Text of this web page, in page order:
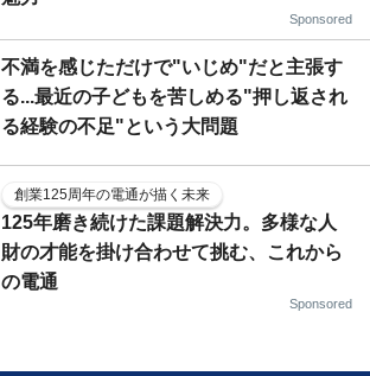
Sponsored
不満を感じただけで"いじめ"だと主張す
る...最近の子どもを苦しめる"押し返され
る経験の不足"という大問題
創業125周年の電通が描く未来
125年磨き続けた課題解決力。多様な人
財の才能を掛け合わせて挑む、これから
の電通
Sponsored